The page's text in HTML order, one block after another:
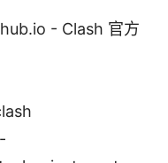
- Clash 官方